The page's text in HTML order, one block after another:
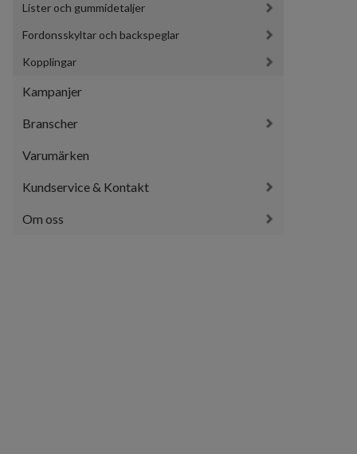
Lister och gummidetaljer
Fordonsskyltar och backspeglar
Kopplingar
Kampanjer
Branscher
Varumärken
Kundservice & Kontakt
Om oss